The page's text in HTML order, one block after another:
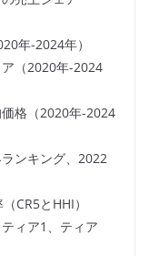
年-2024年）
ア（2020年-2024
価格（2020年-2024
ンキング、2022
CR5とHHI）
ィア1、ティア